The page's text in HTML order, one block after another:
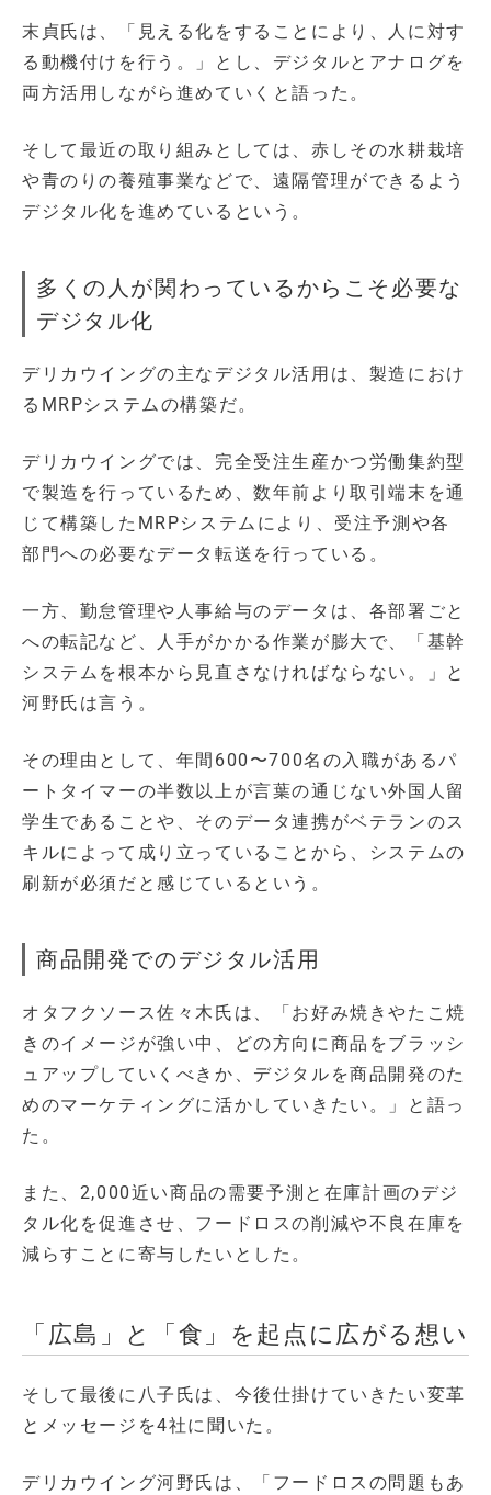
末貞氏は、「見える化をすることにより、人に対す
る動機付けを行う。」とし、デジタルとアナログを
両方活用しながら進めていくと語った。
そして最近の取り組みとしては、赤しその水耕栽培
や青のりの養殖事業などで、遠隔管理ができるよう
デジタル化を進めているという。
多くの人が関わっているからこそ必要な
デジタル化
デリカウイングの主なデジタル活用は、製造におけ
るMRPシステムの構築だ。
デリカウイングでは、完全受注生産かつ労働集約型
で製造を行っているため、数年前より取引端末を通
じて構築したMRPシステムにより、受注予測や各
部門への必要なデータ転送を行っている。
一方、勤怠管理や人事給与のデータは、各部署ごと
への転記など、人手がかかる作業が膨大で、「基幹
システムを根本から見直さなければならない。」と
河野氏は言う。
その理由として、年間600〜700名の入職があるパ
ートタイマーの半数以上が言葉の通じない外国人留
学生であることや、そのデータ連携がベテランのス
キルによって成り立っていることから、システムの
刷新が必須だと感じているという。
商品開発でのデジタル活用
オタフクソース佐々木氏は、「お好み焼きやたこ焼
きのイメージが強い中、どの方向に商品をブラッシ
ュアップしていくべきか、デジタルを商品開発のた
めのマーケティングに活かしていきたい。」と語っ
た。
また、2,000近い商品の需要予測と在庫計画のデジ
タル化を促進させ、フードロスの削減や不良在庫を
減らすことに寄与したいとした。
「広島」と「食」を起点に広がる想い
そして最後に八子氏は、今後仕掛けていきたい変革
とメッセージを4社に聞いた。
デリカウイング河野氏は、「フードロスの問題もあ